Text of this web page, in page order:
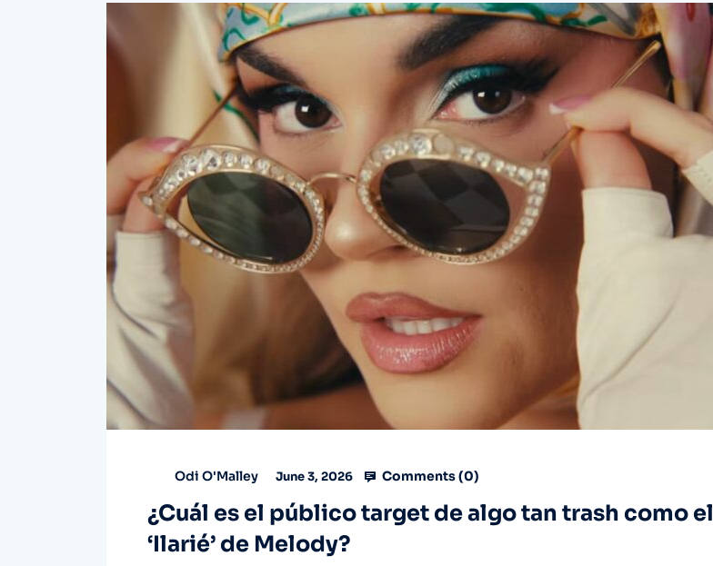
Odi O'Malley June 3, 2026 Comments (0)
¿Cuál es el público target de algo tan trash como el
‘Ilarié’ de Melody?